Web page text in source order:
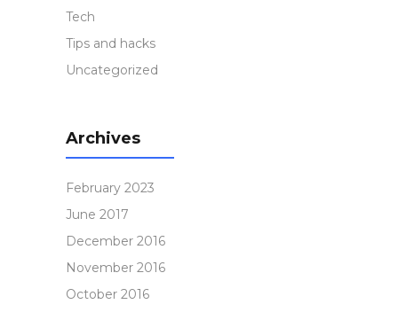
Tech
Tips and hacks
Uncategorized
Archives
February 2023
June 2017
December 2016
November 2016
October 2016